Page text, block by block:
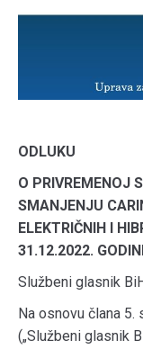
ODLUKU
O PRIVREMENOJ
SMANJENJU
ELEKTRIČNIH I
31.12.2022.
Službeni glasnik
Na osnovu člana
(„Službeni glasnik